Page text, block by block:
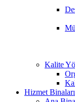
Kalite
Hizmet